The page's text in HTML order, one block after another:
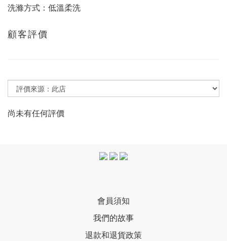
洗滌方式：低溫柔洗
顧客評價
尚未有任何評價
會員須知
我們的故事
退款和退貨政策